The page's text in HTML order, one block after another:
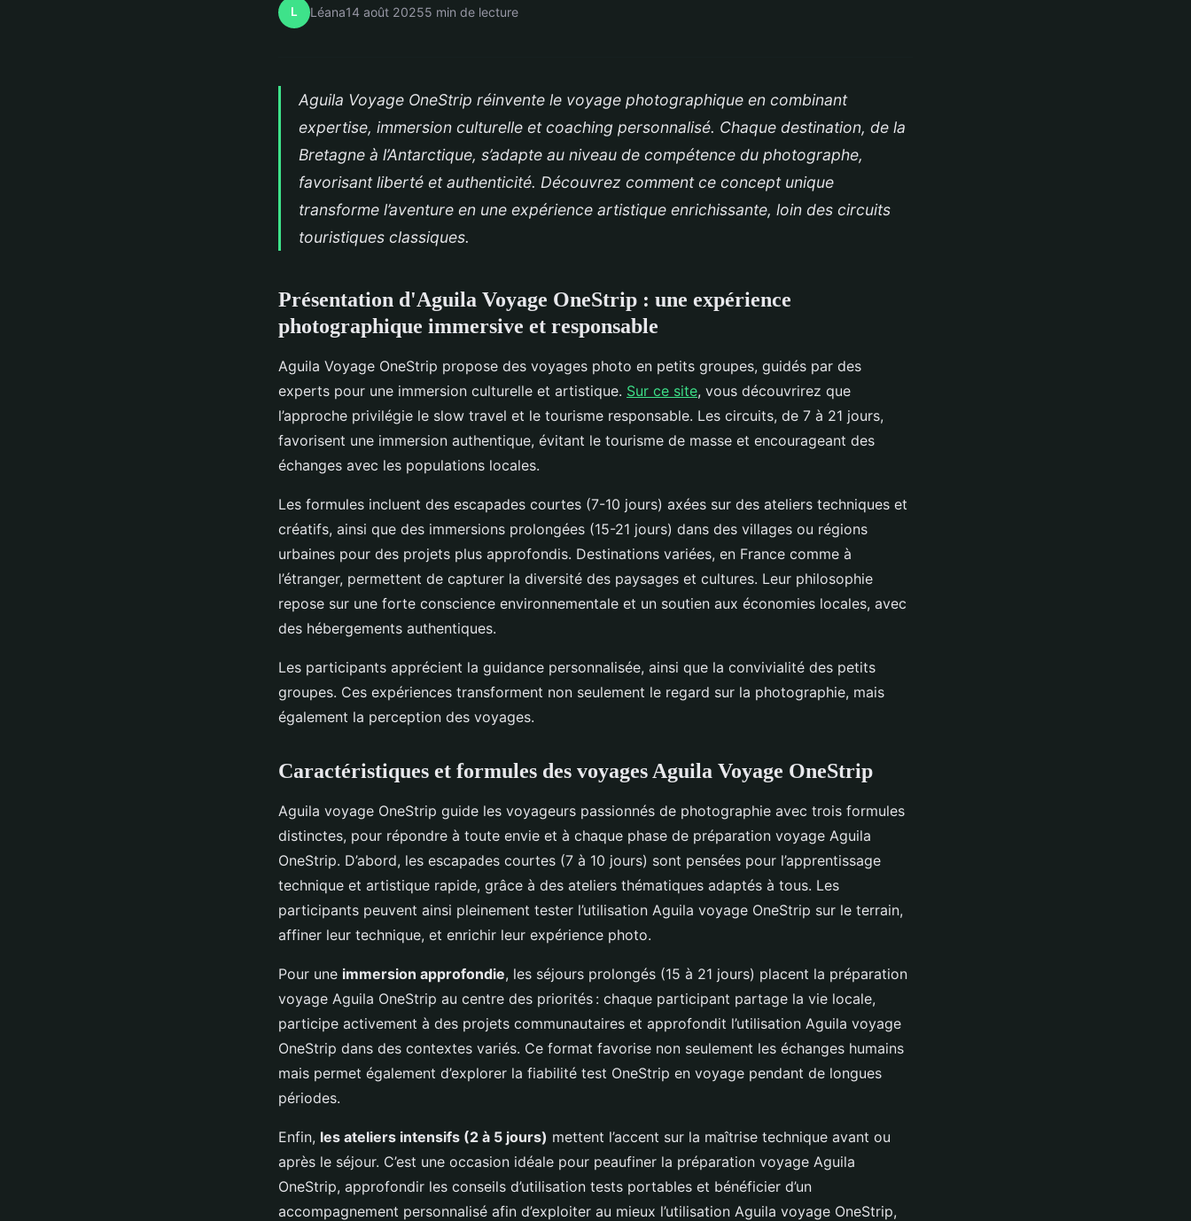
L Léana14 août 20255 min de lecture
Aguila Voyage OneStrip réinvente le voyage photographique en combinant
expertise, immersion culturelle et coaching personnalisé. Chaque destination, de la
Bretagne à l’Antarctique, s’adapte au niveau de compétence du photographe,
favorisant liberté et authenticité. Découvrez comment ce concept unique
transforme l’aventure en une expérience artistique enrichissante, loin des circuits
touristiques classiques.
Présentation d'Aguila Voyage OneStrip : une expérience
photographique immersive et responsable
Aguila Voyage OneStrip propose des voyages photo en petits groupes, guidés par des
experts pour une immersion culturelle et artistique. Sur ce site, vous découvrirez que
l’approche privilégie le slow travel et le tourisme responsable. Les circuits, de 7 à 21 jours,
favorisent une immersion authentique, évitant le tourisme de masse et encourageant des
échanges avec les populations locales.
Les formules incluent des escapades courtes (7-10 jours) axées sur des ateliers techniques et
créatifs, ainsi que des immersions prolongées (15-21 jours) dans des villages ou régions
urbaines pour des projets plus approfondis. Destinations variées, en France comme à
l’étranger, permettent de capturer la diversité des paysages et cultures. Leur philosophie
repose sur une forte conscience environnementale et un soutien aux économies locales, avec
des hébergements authentiques.
Les participants apprécient la guidance personnalisée, ainsi que la convivialité des petits
groupes. Ces expériences transforment non seulement le regard sur la photographie, mais
également la perception des voyages.
Caractéristiques et formules des voyages Aguila Voyage OneStrip
Aguila voyage OneStrip guide les voyageurs passionnés de photographie avec trois formules
distinctes, pour répondre à toute envie et à chaque phase de préparation voyage Aguila
OneStrip. D’abord, les escapades courtes (7 à 10 jours) sont pensées pour l’apprentissage
technique et artistique rapide, grâce à des ateliers thématiques adaptés à tous. Les
participants peuvent ainsi pleinement tester l’utilisation Aguila voyage OneStrip sur le terrain,
affiner leur technique, et enrichir leur expérience photo.
Pour une immersion approfondie, les séjours prolongés (15 à 21 jours) placent la préparation
voyage Aguila OneStrip au centre des priorités : chaque participant partage la vie locale,
participe activement à des projets communautaires et approfondit l’utilisation Aguila voyage
OneStrip dans des contextes variés. Ce format favorise non seulement les échanges humains
mais permet également d’explorer la fiabilité test OneStrip en voyage pendant de longues
périodes.
Enfin, les ateliers intensifs (2 à 5 jours) mettent l’accent sur la maîtrise technique avant ou
après le séjour. C’est une occasion idéale pour peaufiner la préparation voyage Aguila
OneStrip, approfondir les conseils d’utilisation tests portables et bénéficier d’un
accompagnement personnalisé afin d’exploiter au mieux l’utilisation Aguila voyage OneStrip,